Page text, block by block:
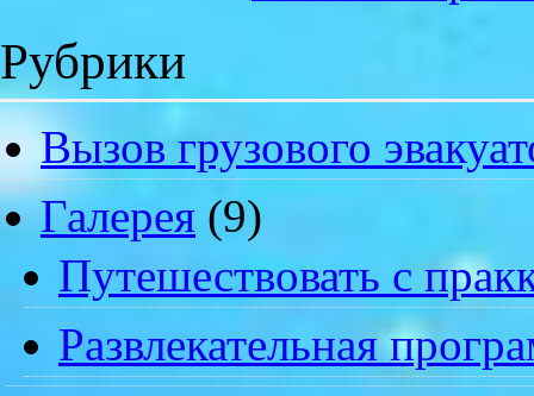
Рубрики
Вызов грузового
Галерея (9)
Путешествовать с
Развлекательная